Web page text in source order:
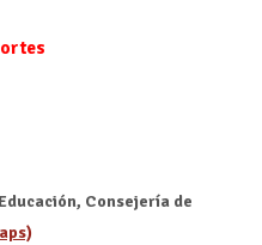
Consejería de